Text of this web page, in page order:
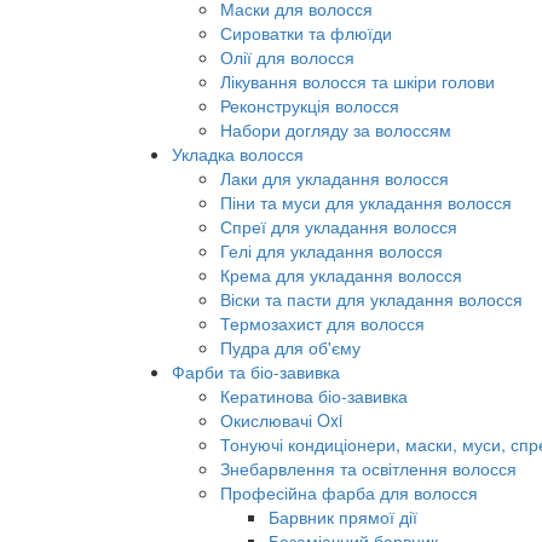
Маски для волосся
Сироватки та флюїди
Олії для волосся
Лікування волосся та шкіри голови
Реконструкція волосся
Набори догляду за волоссям
Укладка волосся
Лаки для укладання волосся
Піни та муси для укладання волосся
Спреї для укладання волосся
Гелі для укладання волосся
Крема для укладання волосся
Віски та пасти для укладання волосся
Термозахист для волосся
Пудра для об'єму
Фарби та біо-завивка
Кератинова біо-завивка
Окислювачі Oxi
Тонуючі кондиціонери, маски, муси,
Знебарвлення та освітлення волосся
Професійна фарба для волосся
Барвник прямої дії